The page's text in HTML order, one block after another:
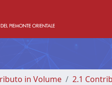
in Volume 2.1